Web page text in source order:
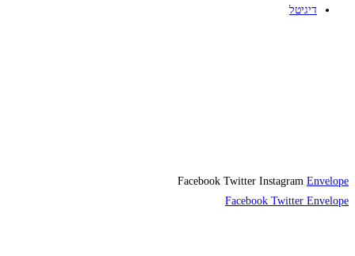
דיגיטל
Facebook Twitter Instagram Envelope
Facebook Twitter Envelope